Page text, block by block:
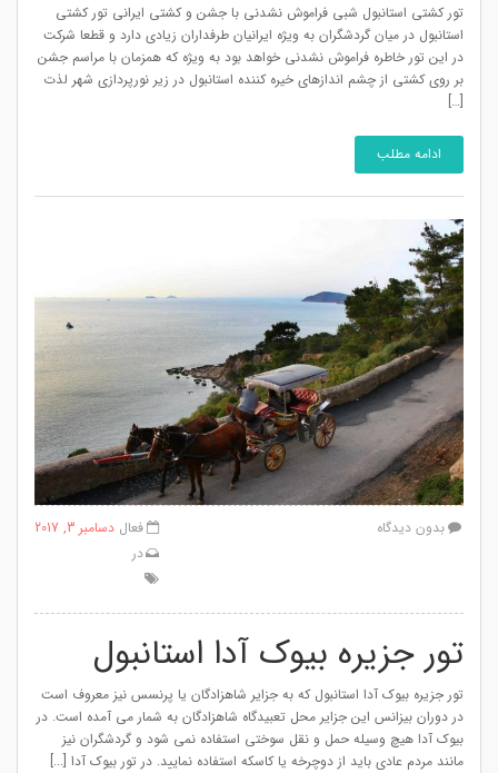
تور کشتی استانبول شبی فراموش نشدنی با جشن و کشتی ایرانی تور کشتی
استانبول در میان گردشگران به ویژه ایرانیان طرفداران زیادی دارد و قطعا شرکت
در این تور خاطره فراموش نشدنی خواهد بود به ویژه که همزمان با مراسم جشن
بر روی کشتی از چشم اندازهای خیره کننده استانبول در زیر نورپردازی شهر لذت
[…]
ادامه مطلب
فعال دسامبر 3, 2017
در
بدون دیدگاه
تور جزیره بیوک آدا استانبول
تور جزیره بیوک آدا استانبول که به جزایر شاهزادگان یا پرنسس نیز معروف است
در دوران بیزانس این جزایر محل تعبیدگاه شاهزادگان به شمار می آمده است. در
بیوک آدا هیچ وسیله حمل و نقل سوختی استفاده نمی شود و گردشگران نیز
مانند مردم عادی باید از دوچرخه یا کاسکه استفاده نمایید. در تور بیوک آدا [...]